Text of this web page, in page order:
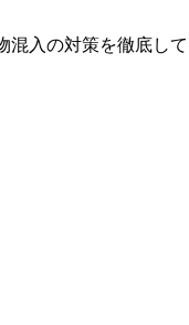
入の対策を徹底し